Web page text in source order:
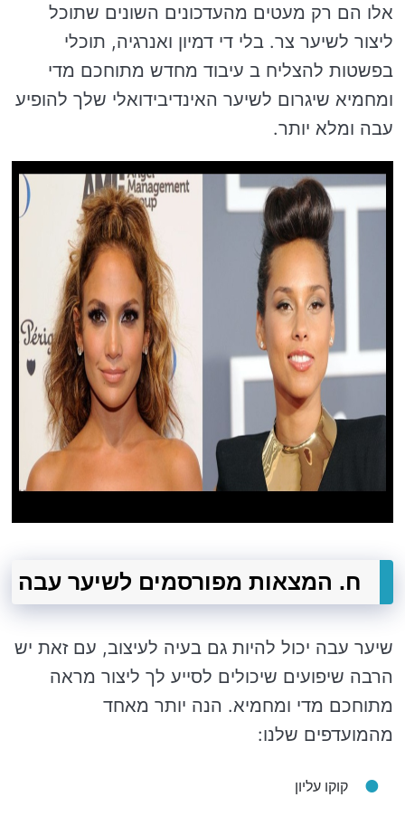
אלו הם רק מעטים מהעדכונים השונים שתוכל
ליצור לשיער צר. בלי די דמיון ואנרגיה, תוכלי
בפשטות להצליח ב עיבוד מחדש מתוחכם מדי
ומחמיא שיגרום לשיער האינדיבידואלי שלך להופיע
עבה ומלא יותר.
ח. המצאות מפורסמים לשיער עבה
שיער עבה יכול להיות גם בעיה לעיצוב, עם זאת יש
הרבה שיפועים שיכולים לסייע לך ליצור מראה
מתוחכם מדי ומחמיא. הנה יותר מאחד
מהמועדפים שלנו:
קוקו עליון